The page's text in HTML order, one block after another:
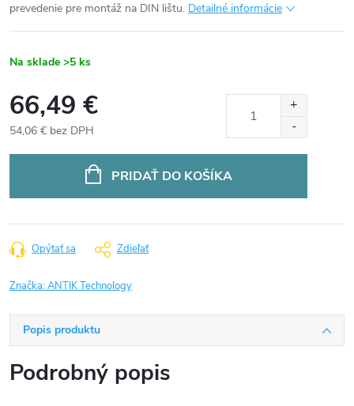
prevedenie pre montáž na DIN lištu. Detailné informácie
Na sklade >5 ks
66,49 €
54,06 € bez DPH
PRIDAŤ DO KOŠÍKA
Opýtať sa Zdieľať
Značka:ANTIK Technology
Popis produktu
Podrobný popis